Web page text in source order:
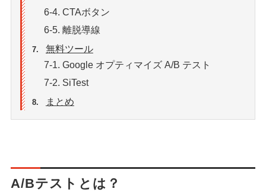
6-4. CTAボタン
6-5. 離脱導線
7.
無料ツール
7-1. Google オプティマイズ A/B テスト
7-2. SiTest
8. まとめ
A/Bテストとは？